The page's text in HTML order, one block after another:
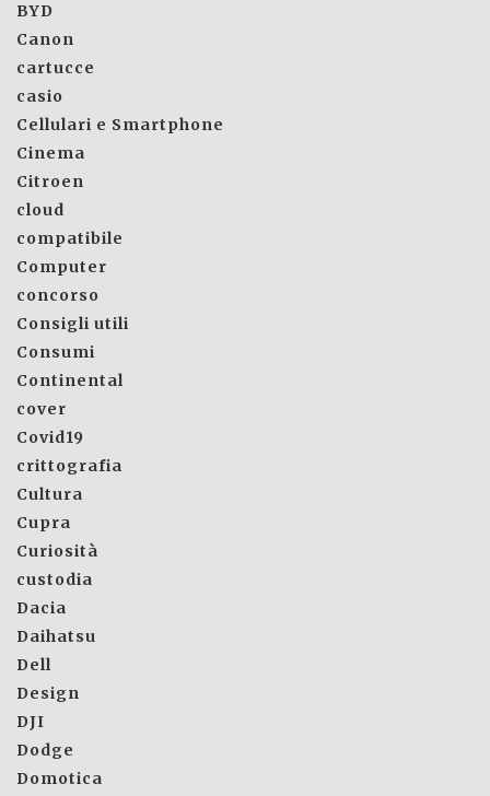
BYD
Canon
cartucce
casio
Cellulari e Smartphone
Cinema
Citroen
cloud
compatibile
Computer
concorso
Consigli utili
Consumi
Continental
cover
Covid19
crittografia
Cultura
Cupra
Curiosità
custodia
Dacia
Daihatsu
Dell
Design
DJI
Dodge
Domotica